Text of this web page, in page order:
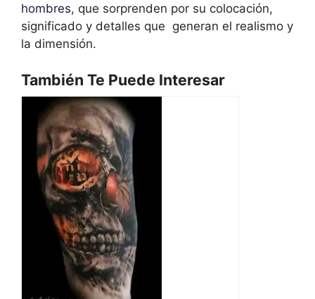
hombres, que sorprenden por su colocación,
significado y detalles que generan el realismo y
la dimensión.
También Te Puede Interesar